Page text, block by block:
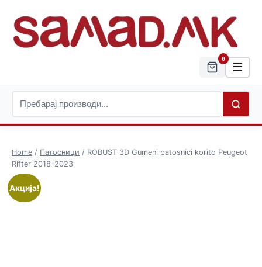
0
☰
Home / Патосници / ROBUST 3D Gumeni patosnici korito Peugeot
Rifter 2018-2023
Акција!